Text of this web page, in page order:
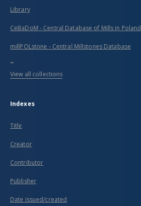
Library
CeBaDoM - Central Database of Mills in Poland
millPOLstone - Central Millstones Database
...
View all collections
Indexes
Title
Creator
Contributor
Publisher
Date issued/created